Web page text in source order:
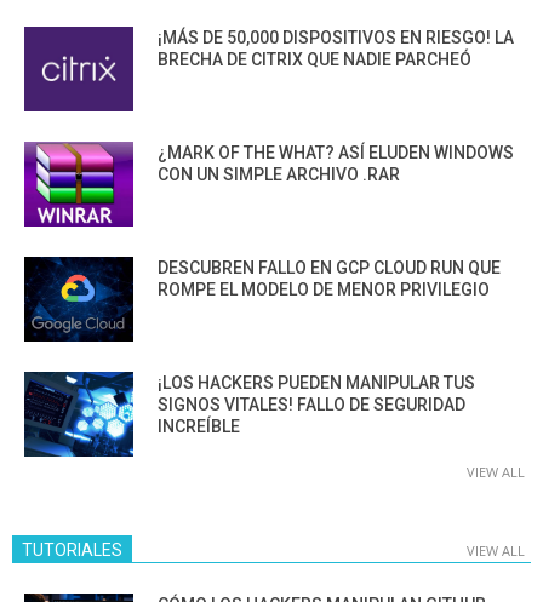
¡MÁS DE 50,000 DISPOSITIVOS EN RIESGO! LA
BRECHA DE CITRIX QUE NADIE PARCHEÓ
¿MARK OF THE WHAT? ASÍ ELUDEN WINDOWS
CON UN SIMPLE ARCHIVO .RAR
DESCUBREN FALLO EN GCP CLOUD RUN QUE
ROMPE EL MODELO DE MENOR PRIVILEGIO
¡LOS HACKERS PUEDEN MANIPULAR TUS
SIGNOS VITALES! FALLO DE SEGURIDAD
INCREÍBLE
VIEW ALL
TUTORIALES VIEW ALL